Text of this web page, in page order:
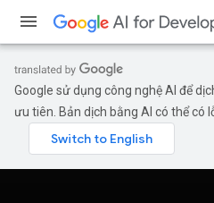
Google sử dụng công nghệ AI để
ưu tiên. Bản dịch bằng AI có thể có